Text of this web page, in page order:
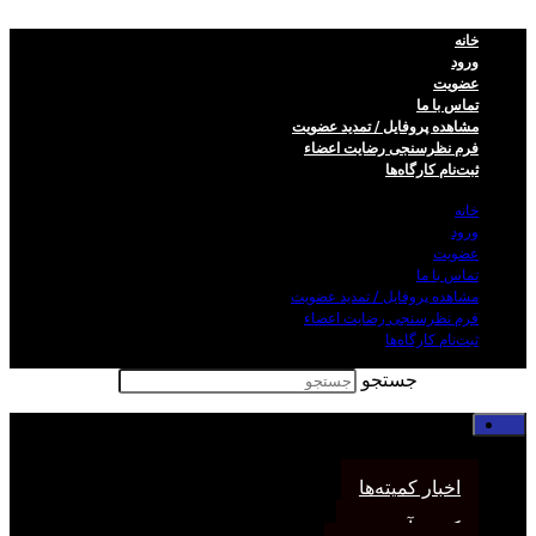
خانه
ورود
عضویت
تماس با ما
مشاهده پروفایل / تمدید عضویت
فرم نظر‌سنجی رضایت اعضاء
ثبت‌نام کارگاه‌ها
خانه
ورود
عضویت
تماس با ما
مشاهده پروفایل / تمدید عضویت
فرم نظر‌سنجی رضایت اعضاء
ثبت‌نام کارگاه‌ها
جستجو
اخبار کمیته‌ها
کمیته آموزش